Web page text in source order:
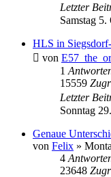
Letzter
Samstag
HLS in
von
1
15559
Letzter
Sonntag
Genaue
von Felix »
4
23648